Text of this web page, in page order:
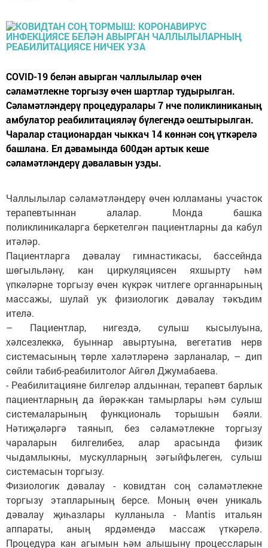
COVID-19 белән авырган чаллылылар өчен
сәламәтлекне торгызу өчен шартлар тудырылган.
Сәламәтләндерү процедуралары 7 нче поликлиниканың
амбулатор реабилитацияләү бүлегендә оештырылган.
Чаралар стационардан чыккач 14 көннән соң үткәрелә
башлана. Ел дәвамында 600дән артык кеше
сәламәтләндерү дәвалавын узды.
Чаллылылар сәламәтләндерү өчен юлламаны участок
терапевтыннан алалар. Монда башка
поликлиникаларга беркетелгән пациентларны да кабул
итәләр.
Пациентларга дәвалау гимнастикасы, бассейнда
шөгыльләнү, кан циркуляциясен яхшырту һәм
үпкәләрне торгызу өчен күкрәк читлеге органнарының
массажы, шулай ук физиологик дәвалау тәкъдим
ителә.
– Пациентлар, нигездә, сулыш кысылуына,
хәлсезлеккә, буыннар авыртуына, вегетатив нерв
системасының төрле халәтләренә зарланалар, – дип
сөйли табиб-реабилитолог Айгөл Джумабаева.
- Реабилитацияне билгеләр алдыннан, терапевт барлык
пациентларның да йөрәк-кан тамырлары һәм сулыш
системаларының функциональ торышын бәяли.
Нәтиҗәләргә таянып, без сәламәтлекне торгызу
чараларын билгелибез, алар арасында физик
чыдамлыкны, мускулларның зәгыйфьлеген, сулыш
системасын торгызу.
Физиологик дәвалау - ковидтан соң сәламәтлекне
торгызу этапларының берсе. Моның өчен уникаль
дәвалау җиһазлары кулланыла - Mantis итальян
аппараты, аның ярдәмендә массаж үткәрелә.
Процедура кан агымын һәм алышыну процессларын